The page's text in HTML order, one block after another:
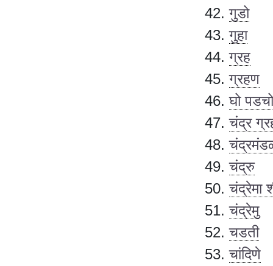
गुडो
गुहा
ग्रह
ग्रहण
घो
चंद्र
चंद्रु
चंद्रेमा
चंद्रेमु
चडती
चांदिणे